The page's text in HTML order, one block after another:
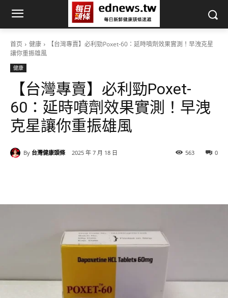
首页 健康
【台灣專賣】必利勁Poxet-60：延時噴劑效果實測！早洩克星
讓你重振雄風​
健康
【台灣專賣】必利勁Poxet-
60：延時噴劑效果實測！早洩
克星讓你重振雄風​
By 台灣健康頭條 2025 年 7 月 18 日 0
563